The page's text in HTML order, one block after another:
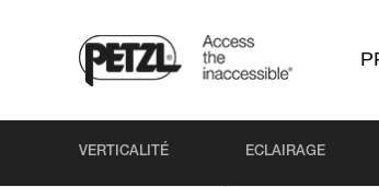
VERTICALITÉ ECLAIRAGE